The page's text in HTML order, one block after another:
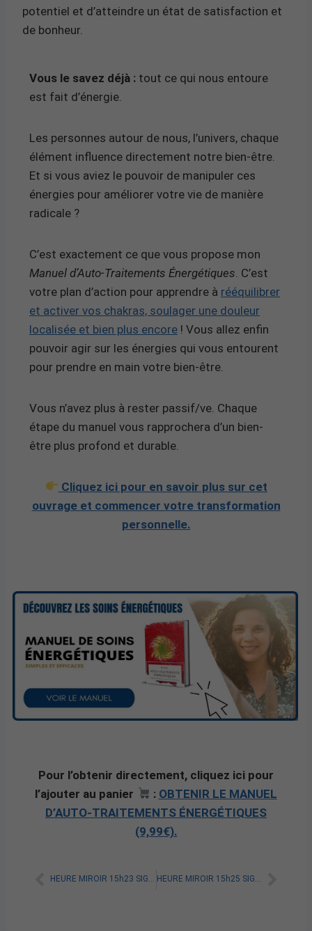
potentiel et d’atteindre un état de satisfaction et
de bonheur.
Vous le savez déjà : tout ce qui nous entoure
est fait d’énergie.
Les personnes autour de nous, l’univers, chaque
élément influence directement notre bien-être.
Et si vous aviez le pouvoir de manipuler ces
énergies pour améliorer votre vie de manière
radicale ?
C’est exactement ce que vous propose mon
Manuel d’Auto-Traitements Énergétiques . C’est
votre plan d’action pour apprendre à rééquilibrer
et activer vos chakras, soulager une douleur
localisée et bien plus encore ! Vous allez enfin
pouvoir agir sur les énergies qui vous entourent
pour prendre en main votre bien-être.
Vous n’avez plus à rester passif/ve. Chaque
étape du manuel vous rapprochera d’un bien-
être plus profond et durable.
Cliquez ici pour en savoir plus sur cet
ouvrage et commencer votre transformation
personnelle.
Pour l’obtenir directement, cliquez ici pour
l’ajouter au panier
: OBTENIR LE MANUEL
D’AUTO-TRAITEMENTS ÉNERGÉTIQUES
(9,99€).
HEURE MIROIR 15h23 SIGNIFICATION SPIRITUELLE [A LIRE] HEURE MIROIR 15h25 SIGNIFICATION SPIRITUELLE [A LIRE]